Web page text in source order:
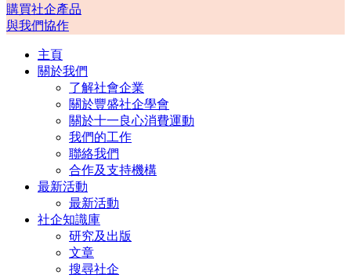
購買社企產品
與我們協作
主頁
關於我們
了解社會企業
關於豐盛社企學會
關於十一良心消費運動
我們的工作
聯絡我們
合作及支持機構
最新活動
最新活動
社企知識庫
研究及出版
文章
搜尋社企